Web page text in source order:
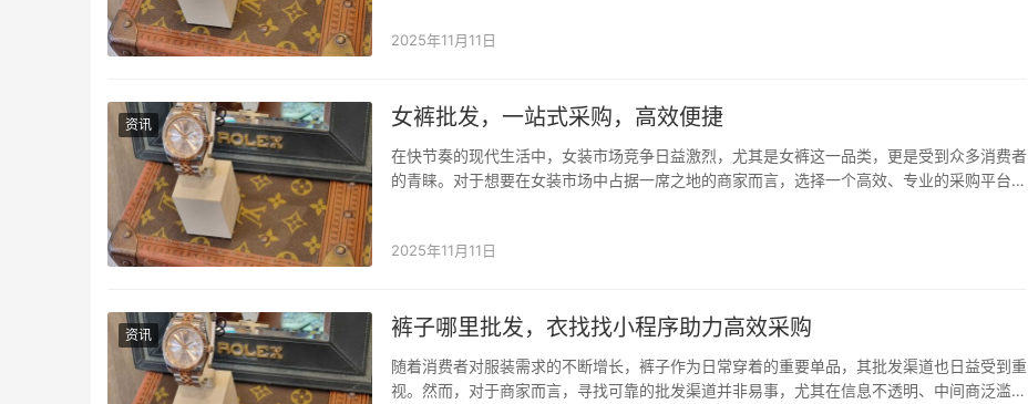
2025年11月11日
资讯 女裤批发，一站式采购，高效便捷
在快节奏的现代生活中，女装市场竞争日益激烈，尤其是女裤这一品类，更是受到众多消费者
的青睐。对于想要在女装市场中占据一席之地的商家而言，选择一个高效、专业的采购平台，
2025年11月11日
资讯 裤子哪里批发，衣找找小程序助力高效采购
随着消费者对服装需求的不断增长，裤子作为日常穿着的重要单品，其批发渠道也日益受到重
视。然而，对于商家而言，寻找可靠的批发渠道并非易事，尤其在信息不透明、中间商泛滥的